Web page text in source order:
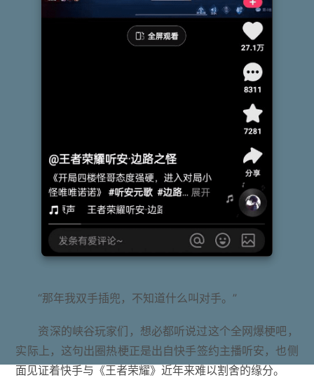
“那年我双手插兜，不知道什么叫对手。”
资深的峡谷玩家们，想必都听说过这个全网爆梗吧，
实际上，这句出圈热梗正是出自快手签约主播听安，也侧
面见证着快手与《王者荣耀》近年来难以割舍的缘分。